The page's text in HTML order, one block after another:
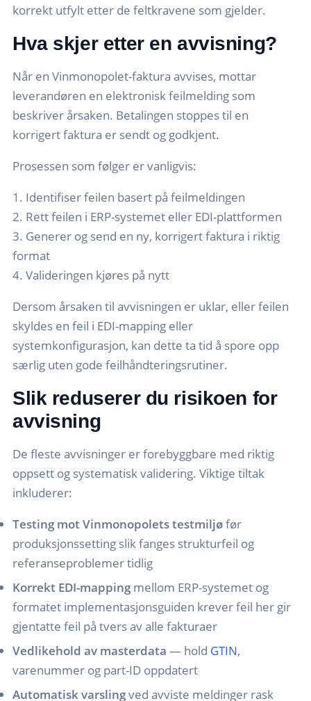
korrekt utfylt etter de feltkravene som gjelder.
Hva skjer etter en avvisning?
Når en Vinmonopolet-faktura avvises, mottar
leverandøren en elektronisk feilmelding som
beskriver årsaken. Betalingen stoppes til en
korrigert faktura er sendt og godkjent.
Prosessen som følger er vanligvis:
1. Identifiser feilen basert på feilmeldingen
2. Rett feilen i ERP-systemet eller EDI-plattformen
3. Generer og send en ny, korrigert faktura i riktig
format
4. Valideringen kjøres på nytt
Dersom årsaken til avvisningen er uklar, eller feilen
skyldes en feil i EDI-mapping eller
systemkonfigurasjon, kan dette ta tid å spore opp
særlig uten gode feilhåndteringsrutiner.
Slik reduserer du risikoen for
avvisning
De fleste avvisninger er forebyggbare med riktig
oppsett og systematisk validering. Viktige tiltak
inkluderer:
Testing mot Vinmonopolets testmiljøfør
produksjonssetting slik fanges strukturfeil og
referanseproblemer tidlig
Korrekt EDI-mapping mellom ERP-systemet og
formatet implementasjonsguiden krever feil her gir
gjentatte feil på tvers av alle fakturaer
Vedlikehold av masterdata — hold GTIN,
varenummer og part-ID oppdatert
Automatisk varslingved avviste meldinger rask